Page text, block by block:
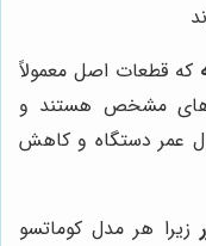
که قطعات اصل معمولاً
مشخص هستند و
عمر دستگاه و کاهش
زیرا هر مدل کوماتسو